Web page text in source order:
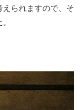
えられますので、そ